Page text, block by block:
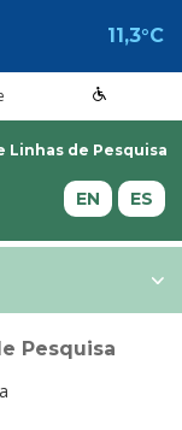
11,3°C
Linhas de Pesquisa
EN
ES
Pesquisa